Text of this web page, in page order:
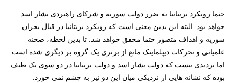
حتما رویکرد بریتانیا به ضرر دولت سوریه و شرکای راهبردی بشار اسد
خواهد بود. البته این بدین معنی است که رویکرد بریتانیا در قبال بحران
سوریه و اهداف متصور حتما محقق خواهد شد. تا بدین لحظه، صحنه
علمیاتی و تحرکات دیپلمایتک مانع از برتری یک گروه بر دیگری شده است
اما تردیدی نیست که دولت بشار اسد و دولت بربتانیا در دو سوی یک طیف
بوده که نشانه هایی از نزدیکی میان این دو نیز به چشم نمی خورد.